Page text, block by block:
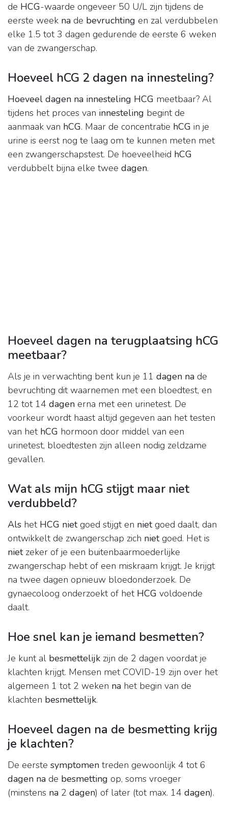
de HCG-waarde ongeveer 50 U/L zijn tijdens de
eerste week na de bevruchting en zal verdubbelen
elke 1.5 tot 3 dagen gedurende de eerste 6 weken
van de zwangerschap.
Hoeveel hCG 2 dagen na innesteling?
Hoeveel dagen na innesteling HCG meetbaar? Al
tijdens het proces van innesteling begint de
aanmaak van hCG. Maar de concentratie hCG in je
urine is eerst nog te laag om te kunnen meten met
een zwangerschapstest. De hoeveelheid hCG
verdubbelt bijna elke twee dagen.
Hoeveel dagen na terugplaatsing hCG
meetbaar?
Als je in verwachting bent kun je 11 dagen na de
bevruchting dit waarnemen met een bloedtest, en
12 tot 14 dagen erna met een urinetest. De
voorkeur wordt haast altijd gegeven aan het testen
van het hCG hormoon door middel van een
urinetest, bloedtesten zijn alleen nodig zeldzame
gevallen.
Wat als mijn hCG stijgt maar niet
verdubbeld?
Als het HCG nietgoed stijgt en nietgoed daalt, dan
ontwikkelt de zwangerschap zich nietgoed. Het is
nietzeker of je een buitenbaarmoederlijke
zwangerschap hebt of een miskraam krijgt. Je krijgt
na twee dagen opnieuw bloedonderzoek. De
gynaecoloog onderzoekt of het HCG voldoende
daalt.
Hoe snel kan je iemand besmetten?
Je kunt al besmettelijk zijn de 2 dagen voordat je
klachten krijgt. Mensen met COVID-19 zijn over het
algemeen 1 tot 2 weken na het begin van de
klachten besmettelijk.
Hoeveel dagen na de besmetting krijg
je klachten?
De eerste symptomen treden gewoonlijk 4 tot 6
dagen na de besmetting op, soms vroeger
(minstens na 2 dagen) of later (tot max. 14 dagen).